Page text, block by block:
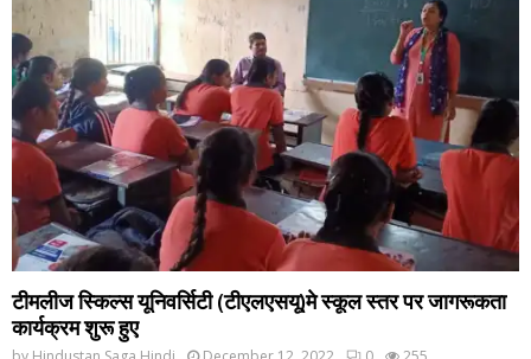
टीमलीज स्किल्स यूनिवर्सिटी (टीएलएसयू)मे स्कूल स्तर पर जागरूकता
कार्यक्रम शुरू हुए